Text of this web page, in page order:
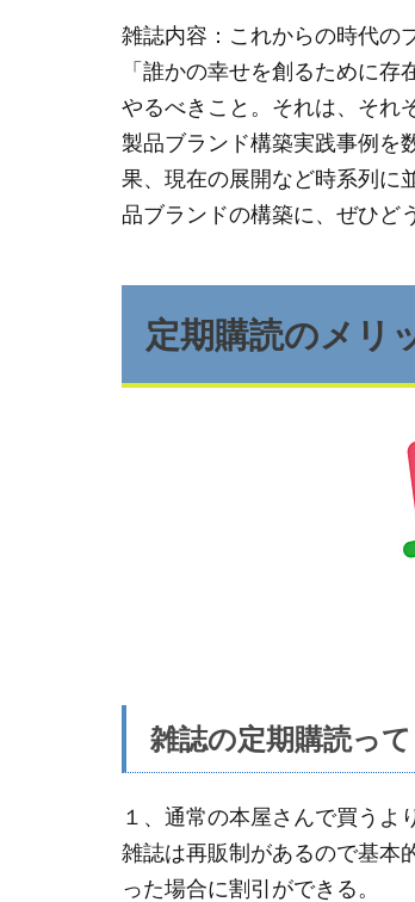
雑誌内容：これからの時代の
「誰かの幸せを創るために
やるべきこと。それは、それ
製品ブランド構築実践事例を
果、現在の展開など時系列に
品ブランドの構築に、ぜひど
定期購読のメリ
雑誌の定期購読っ
１、通常の本屋さんで買うよ
雑誌は再販制があるので基本
った場合に割引ができる。